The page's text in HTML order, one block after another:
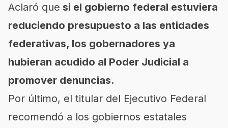
Aclaró que si el gobierno federal estuviera
reduciendo presupuesto a las entidades
federativas, los gobernadores ya
hubieran acudido al Poder Judicial a
promover denuncias.
Por último, el titular del Ejecutivo Federal
recomendó a los gobiernos estatales